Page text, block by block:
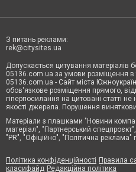
З питань реклами:
rek@citysites.ua
Допускається цитування матеріалів
05136.com.ua за умови розміщення в
05136.com.ua - Сайт міста
обов'язкове розміщення прямого,
гіперпосилання на цитовані статті
якості джерела. Порушення
Матеріали з плашками "Новини
матеріал", "Партнерський
"PR", "Офіційно", "Політична
Політика конфіденційності Правила
класифайд Редакційна політика